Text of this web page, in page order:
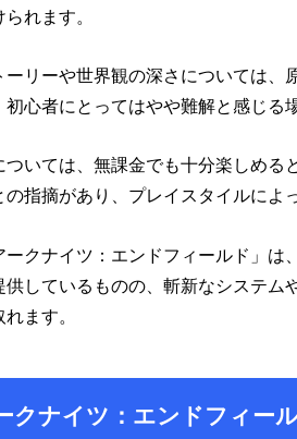
れます。
ーリーや世界観の深さについては
初心者にとってはやや難解と感じる
ついては、無課金でも十分楽しめる
の指摘があり、プレイスタイルによ
ークナイツ：エンドフィールド」は
供しているものの、斬新なシステム
ます。
クナイツ：エンドフィー